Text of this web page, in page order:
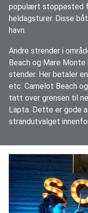
populært stoppested
heldagsturer. Disse
havn.
Andre strender i
Beach og Mare
stender. Her betaler
etc. Camelot Beach
tatt over grensen til
Lapta. Dette er gode
strandutvalget